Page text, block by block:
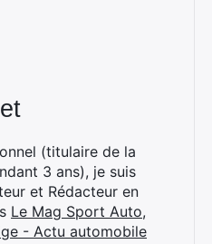
(titulaire de la
3 ans), je suis
et Rédacteur en
Le Mag Sport Auto,
- Actu automobile